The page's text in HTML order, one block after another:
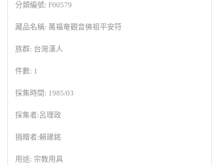
分類編號: F00579
藏品名稱: 萬福奄觀音佛祖平安符
族群: 台灣漢人
件數: 1
採集時間: 1985/03
採集者:呂理政
捐贈者:賴建銘
用途: 宗教用具